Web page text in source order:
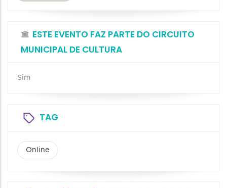
ESTE EVENTO FAZ PARTE DO CIRCUITO
MUNICIPAL DE CULTURA
Sim
TAG
Online